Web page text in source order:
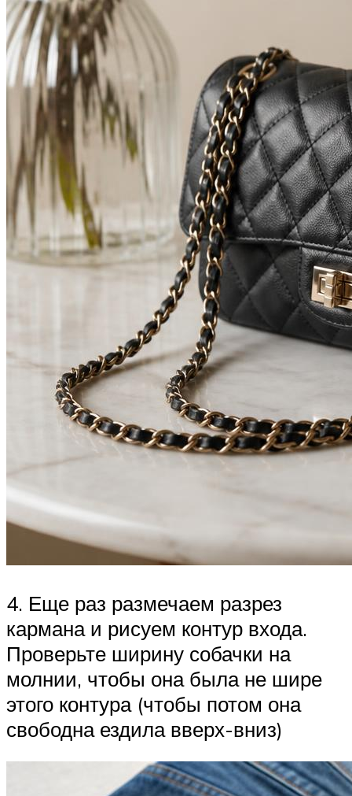
4. Еще раз размечаем разрез
кармана и рисуем контур входа.
Проверьте ширину собачки на
молнии, чтобы она была не шире
этого контура (чтобы потом она
свободна ездила вверх-вниз)